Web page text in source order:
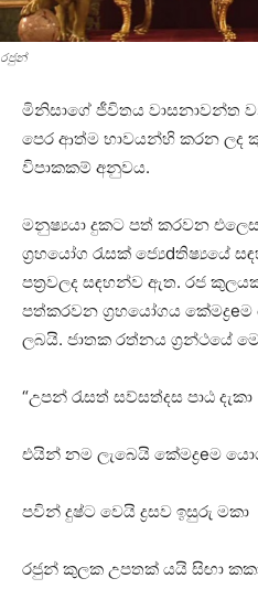
රජුන්
මිනිසාගේ ජීවිතය වාසනාවන්ත
පෙර ආත්ම භාවයන්හි කරන ලද
විපාකකම් අනුවය.
මනුෂ්‍යයා දුකට පත් කරවන
ග්‍රහයෝග රැසක්‌ ජ්‍යෙdතිෂ්‍යයේ
පත්‍රවලද සඳහන්ව ඇත. රජ
පත්කරවන ග්‍රහයෝගය
ලබයි. ජාතක රත්නය ග්‍රන්ථයේ
“උපන් රැසත් සව්සත්දස පාඨ දැකා
එයින් නම ලැබෙයි කේමද්‍රeම
පවින් දුෂ්ට වෙයි ද්‍රසව ඉසුරු මකා
රජුන් කුලක උපතක්‌ යයි සිඟා